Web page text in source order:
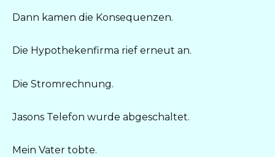
Dann kamen die Konsequenzen.
Die Hypothekenfirma rief erneut an.
Die Stromrechnung.
Jasons Telefon wurde abgeschaltet.
Mein Vater tobte.